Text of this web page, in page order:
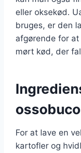
eller oksekød.
bruges, er den
afgørende for
mørt kød, der
For at lave en
kartofler og